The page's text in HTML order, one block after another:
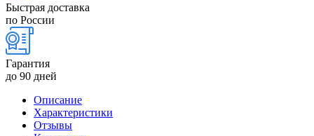
Быстрая доставка
по России
Гарантия
до 90 дней
Описание
Характеристики
Отзывы